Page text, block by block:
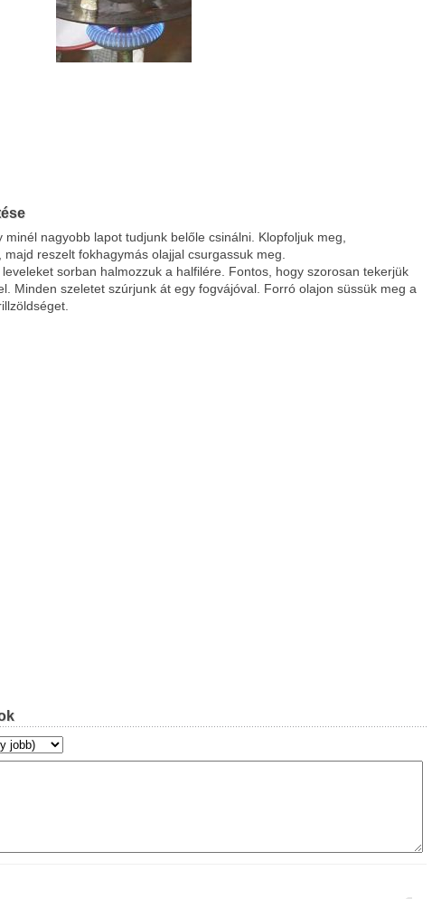
nagyobb lapot tudjunk belőle csinálni. Klopfoljuk meg,
reszelt fokhagymás olajjal csurgassuk meg.
sorban halmozzuk a halfilére. Fontos, hogy szorosan tekerjük
Minden szeletet szúrjunk át egy fogvájóval. Forró olajon süssük meg a